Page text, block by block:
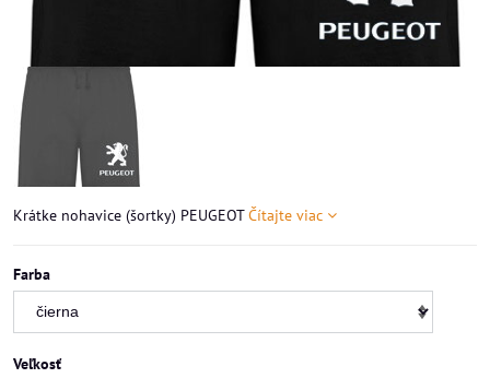
Krátke nohavice (šortky) PEUGEOTČítajte viac
Farba
Veľkosť